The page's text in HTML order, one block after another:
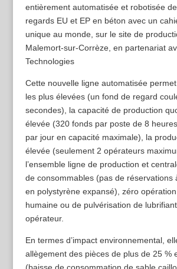
entièrement automatisée et robotisée
regards EU et EP en béton avec un
unique au monde, sur le site de
Malemort-sur-Corrèze, en partenariat
Technologies
Cette nouvelle ligne automatisée
les plus élevées (un fond de regard
secondes), la capacité de production
élevée (320 fonds par poste de 8
par jour en capacité maximale), la
élevée (seulement 2 opérateurs
l’ensemble ligne de production et
de consommables (pas de réservations
en polystyrène expansé), zéro
humaine ou de pulvérisation de
opérateur.
En termes d’impact environnemental,
allègement des pièces de plus de 25 %